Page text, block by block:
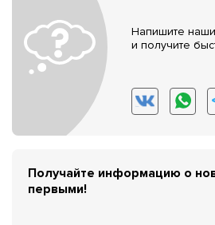
Напишите
и получите
Получайте информацию о
первыми!